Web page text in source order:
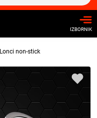
IZBORNIK
Lonci non-stick